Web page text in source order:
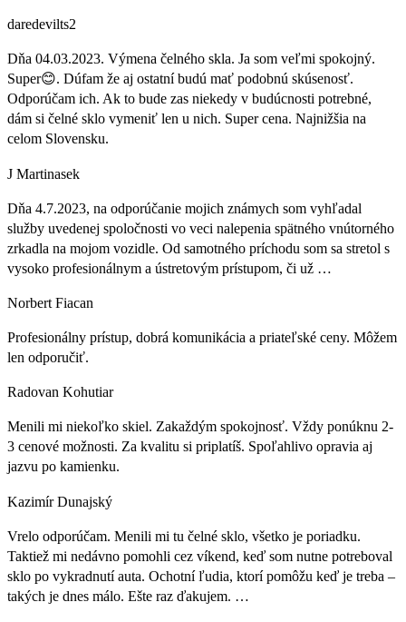
daredevilts2
Dňa 04.03.2023. Výmena čelného skla. Ja som veľmi spokojný.
Super😊. Dúfam že aj ostatní budú mať podobnú skúsenosť.
Odporúčam ich. Ak to bude zas niekedy v budúcnosti potrebné,
dám si čelné sklo vymeniť len u nich. Super cena. Najnižšia na
celom Slovensku.
J Martinasek
Dňa 4.7.2023, na odporúčanie mojich známych som vyhľadal
služby uvedenej spoločnosti vo veci nalepenia spätného vnútorného
zrkadla na mojom vozidle. Od samotného príchodu som sa stretol s
vysoko profesionálnym a ústretovým prístupom, či už …
Norbert Fiacan
Profesionálny prístup, dobrá komunikácia a priateľské ceny. Môžem
len odporučiť.
Radovan Kohutiar
Menili mi niekoľko skiel. Zakaždým spokojnosť. Vždy ponúknu 2-
3 cenové možnosti. Za kvalitu si priplatíš. Spoľahlivo opravia aj
jazvu po kamienku.
Kazimír Dunajský
Vrelo odporúčam. Menili mi tu čelné sklo, všetko je poriadku.
Taktiež mi nedávno pomohli cez víkend, keď som nutne potreboval
sklo po vykradnutí auta. Ochotní ľudia, ktorí pomôžu keď je treba –
takých je dnes málo. Ešte raz ďakujem. …